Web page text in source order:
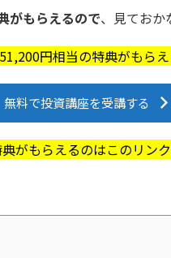
がもらえるので、見てお
円相当の特典がもら
無料で投資講座を受講する
がもらえるのはこのリン